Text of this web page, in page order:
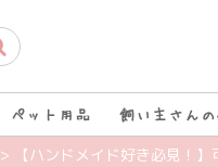
ペット用品 飼い主さんの
> 【ハンドメイド好き必見！